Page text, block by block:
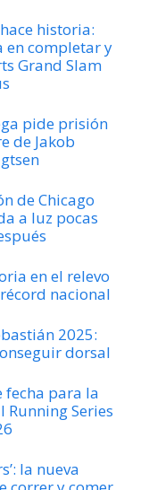
historia:
en completar y
Grand Slam
pide prisión
de Jakob
de Chicago
a luz pocas
en el relevo
nacional
2025:
dorsal
para la
Running Series
la nueva